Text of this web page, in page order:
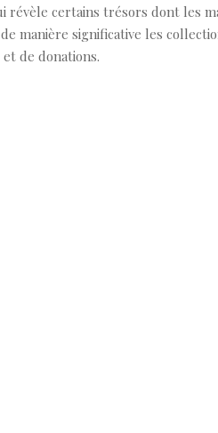
révèle certains trésors dont les
manière significative les
et de donations.